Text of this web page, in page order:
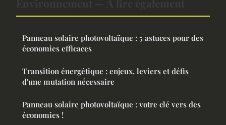
Panneau solaire photovoltaïque : 5 astuces pour des
économies efficaces
Transition énergétique : enjeux, leviers et défis
d'une mutation nécessaire
Panneau solaire photovoltaïque : votre clé vers des
économies !